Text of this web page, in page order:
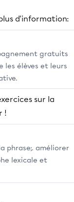
d'information:
gratuits
élèves et leurs
sur la
!
phrase;. améliorer
lexicale et